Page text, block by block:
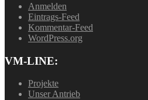
Anmelden
Eintrags-Feed
Kommentar-Feed
WordPress.org
VM-LINE:
Projekte
Unser Antrieb